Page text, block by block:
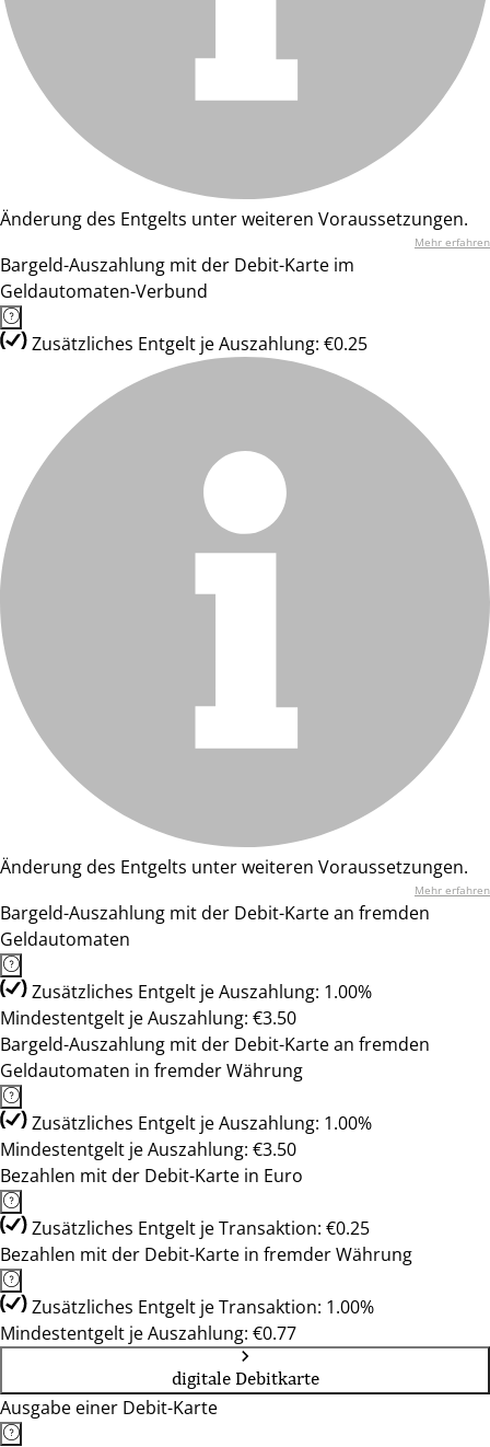
Änderung des Entgelts unter weiteren Voraussetzungen.
Mehr erfahren
Bargeld-Auszahlung mit der Debit-Karte im
Geldautomaten-Verbund
Zusätzliches Entgelt je Auszahlung: €0.25
Änderung des Entgelts unter weiteren Voraussetzungen.
Mehr erfahren
Bargeld-Auszahlung mit der Debit-Karte an fremden
Geldautomaten
Zusätzliches Entgelt je Auszahlung: 1.00%
Mindestentgelt je Auszahlung: €3.50
Bargeld-Auszahlung mit der Debit-Karte an fremden
Geldautomaten in fremder Währung
Zusätzliches Entgelt je Auszahlung: 1.00%
Mindestentgelt je Auszahlung: €3.50
Bezahlen mit der Debit-Karte in Euro
Zusätzliches Entgelt je Transaktion: €0.25
Bezahlen mit der Debit-Karte in fremder Währung
Zusätzliches Entgelt je Transaktion: 1.00%
Mindestentgelt je Auszahlung: €0.77
digitale Debitkarte
Ausgabe einer Debit-Karte